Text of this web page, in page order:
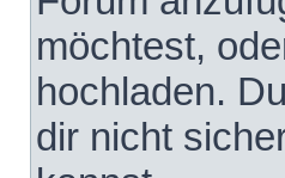
möchtest,
hochladen.
dir nicht